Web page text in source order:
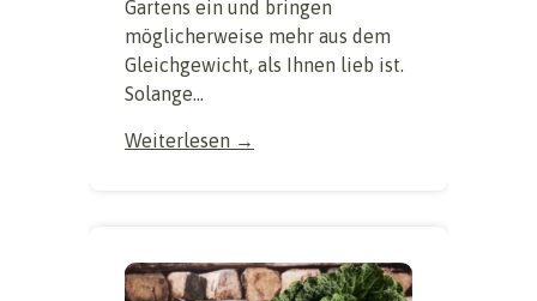
Gartens ein und bringen
möglicherweise mehr aus dem
Gleichgewicht, als Ihnen lieb ist.
Solange...
Weiterlesen →